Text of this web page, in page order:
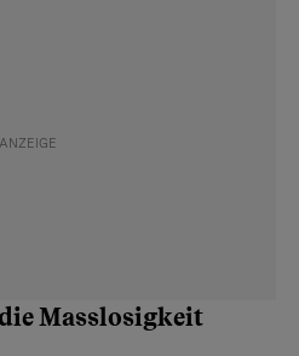
Masslosigkeit